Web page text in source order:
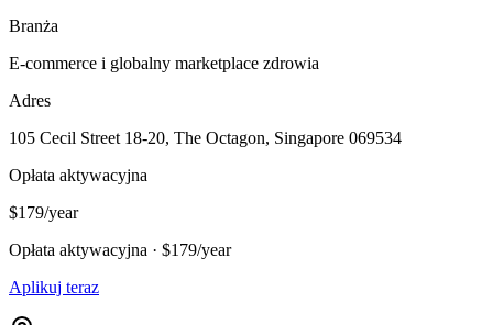
Branża
E-commerce i globalny marketplace zdrowia
Adres
105 Cecil Street 18-20, The Octagon, Singapore 069534
Opłata aktywacyjna
$179/year
Opłata aktywacyjna · $179/year
Aplikuj teraz